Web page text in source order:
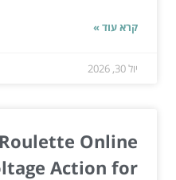
קרא עוד »
יול 30, 2026
Online
Action for